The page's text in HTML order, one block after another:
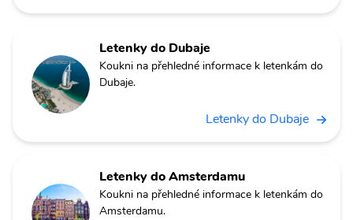
Letenky do Dubaje
Koukni na přehledné informace k letenkám do
Dubaje.
Letenky do Dubaje
Letenky do Amsterdamu
Koukni na přehledné informace k letenkám do
Amsterdamu.